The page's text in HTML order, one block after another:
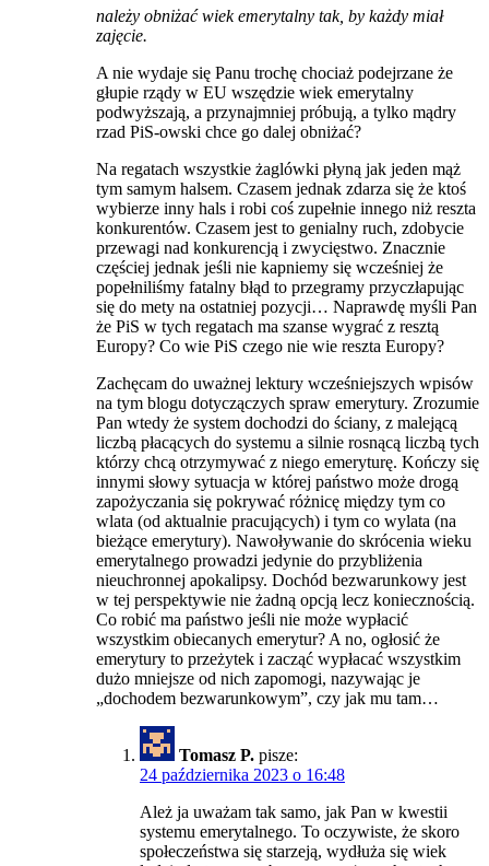
należy obniżać wiek emerytalny tak, by każdy miał
zajęcie.
A nie wydaje się Panu trochę chociaż podejrzane że
głupie rządy w EU wszędzie wiek emerytalny
podwyższają, a przynajmniej próbują, a tylko mądry
rzad PiS-owski chce go dalej obniżać?
Na regatach wszystkie żaglówki płyną jak jeden mąż
tym samym halsem. Czasem jednak zdarza się że ktoś
wybierze inny hals i robi coś zupełnie innego niż reszta
konkurentów. Czasem jest to genialny ruch, zdobycie
przewagi nad konkurencją i zwycięstwo. Znacznie
częściej jednak jeśli nie kapniemy się wcześniej że
popełniliśmy fatalny błąd to przegramy przyczłapując
się do mety na ostatniej pozycji… Naprawdę myśli Pan
że PiS w tych regatach ma szanse wygrać z resztą
Europy? Co wie PiS czego nie wie reszta Europy?
Zachęcam do uważnej lektury wcześniejszych wpisów
na tym blogu dotyczączych spraw emerytury. Zrozumie
Pan wtedy że system dochodzi do ściany, z malejącą
liczbą płacących do systemu a silnie rosnącą liczbą tych
którzy chcą otrzymywać z niego emeryturę. Kończy się
innymi słowy sytuacja w której państwo może drogą
zapożyczania się pokrywać różnicę między tym co
wlata (od aktualnie pracujących) i tym co wylata (na
bieżące emerytury). Nawoływanie do skrócenia wieku
emerytalnego prowadzi jedynie do przybliżenia
nieuchronnej apokalipsy. Dochód bezwarunkowy jest
w tej perspektywie nie żadną opcją lecz koniecznością.
Co robić ma państwo jeśli nie może wypłacić
wszystkim obiecanych emerytur? A no, ogłosić że
emerytury to przeżytek i zacząć wypłacać wszystkim
dużo mniejsze od nich zapomogi, nazywając je
„dochodem bezwarunkowym”, czy jak mu tam…
Tomasz P. pisze:
24 października 2023 o 16:48
Ależ ja uważam tak samo, jak Pan w kwestii
systemu emerytalnego. To oczywiste, że skoro
społeczeństwa się starzeją, wydłuża się wiek